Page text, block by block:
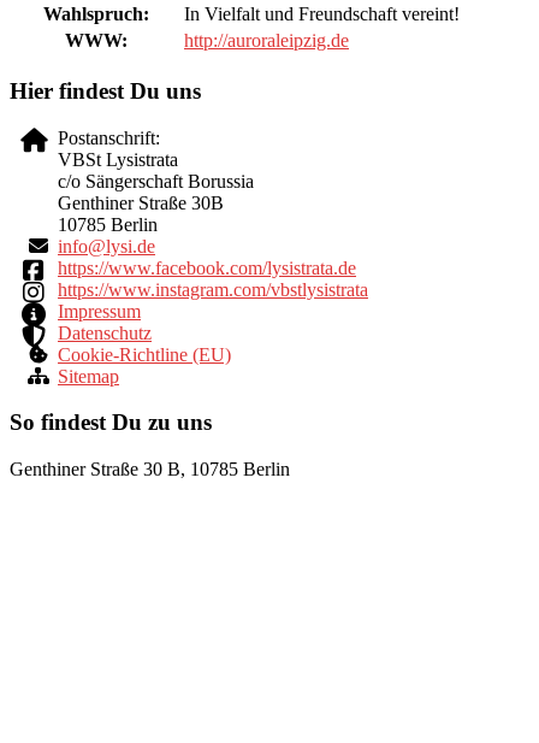
Wahlspruch:
In Vielfalt und Freundschaft vereint!
WWW:
http://auroraleipzig.de
Hier findest Du uns
Postanschrift:
VBSt Lysistrata
c/o Sängerschaft Borussia
Genthiner Straße 30B
10785 Berlin
ed.is
yl@of
ni
https://www.facebook.com/lysistrata.de
https://www.instagram.com/vbstlysistrata
Impressum
Datenschutz
Cookie-Richtline (EU)
Sitemap
So findest Du zu uns
Genthiner Straße 30 B, 10785 Berlin